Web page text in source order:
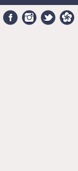
FacebookInstagramTwitter